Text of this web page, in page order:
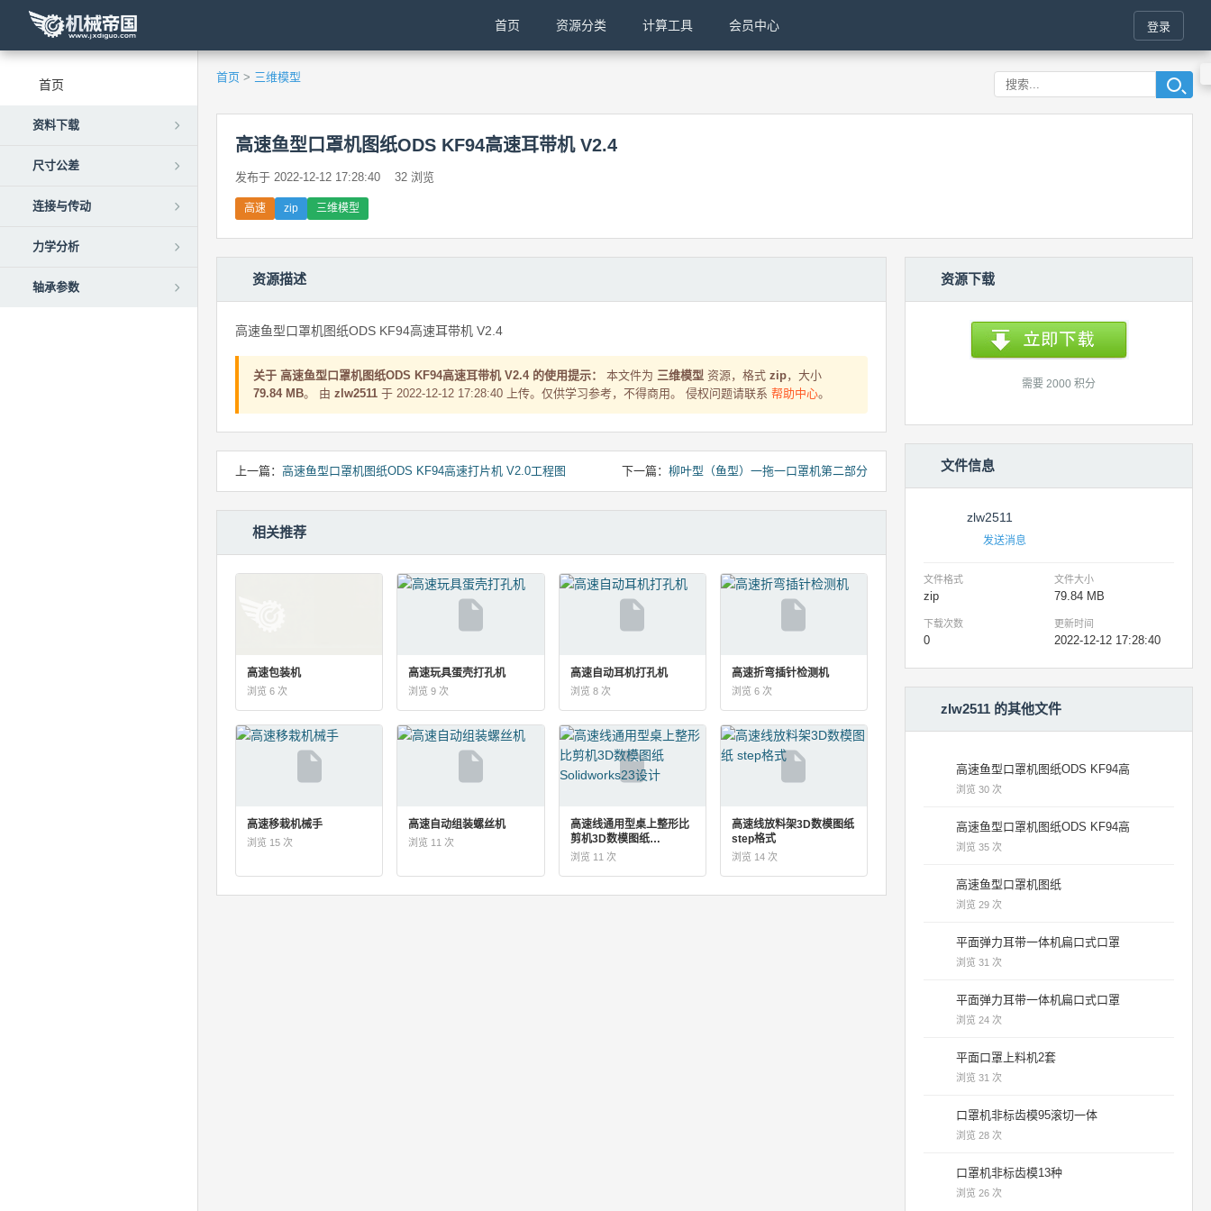
首页 资源分类 计算工具 会员中心 登录
首页
资料下载
尺寸公差
连接与传动
力学分析
轴承参数
首页 > 三维模型
高速鱼型口罩机图纸ODS KF94高速耳带机 V2.4
发布于 2022-12-12 17:28:40 32 浏览
高速 zip 三维模型
资源描述
高速鱼型口罩机图纸ODS KF94高速耳带机 V2.4
关于 高速鱼型口罩机图纸ODS KF94高速耳带机 V2.4 的使用提示： 本文件为 三维模型 资源，格式 zip，大小
79.84 MB。 由 zlw2511 于 2022-12-12 17:28:40 上传。仅供学习参考，不得商用。 侵权问题请联系 帮助中心。
上一篇： 高速鱼型口罩机图纸ODS KF94高速打片机 V2.0工程图 下一篇： 柳叶型（鱼型）一拖一口罩机第二部分
相关推荐
高速包装机
浏览 6 次
高速玩具蛋壳打孔机
浏览 9 次
高速自动耳机打孔机
浏览 8 次
高速折弯插针检测机
浏览 6 次
高速移栽机械手
浏览 15 次
高速自动组装螺丝机
浏览 11 次
高速线通用型桌上整形比
剪机3D数模图纸
Solidworks23设计
浏览 11 次
高速线放料架3D数模图纸
step格式
浏览 14 次
资源下载
需要 2000 积分
文件信息
zlw2511
发送消息
文件格式
zip
文件大小
79.84 MB
下载次数
0
更新时间
2022-12-12 17:28:40
zlw2511 的其他文件
高速鱼型口罩机图纸ODS KF94高
浏览 30 次
高速鱼型口罩机图纸ODS KF94高
浏览 35 次
高速鱼型口罩机图纸
浏览 29 次
平面弹力耳带一体机扁口式口罩
浏览 31 次
平面弹力耳带一体机扁口式口罩
浏览 24 次
平面口罩上料机2套
浏览 31 次
口罩机非标齿模95滚切一体
浏览 28 次
口罩机非标齿模13种
浏览 26 次